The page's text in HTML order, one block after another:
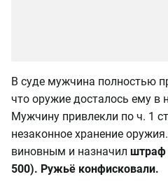
В суде мужчина полностью
что оружие досталось ему в
Мужчину привлекли по ч. 1
незаконное хранение
виновным и назначил штраф
500). Ружьё конфисковали.